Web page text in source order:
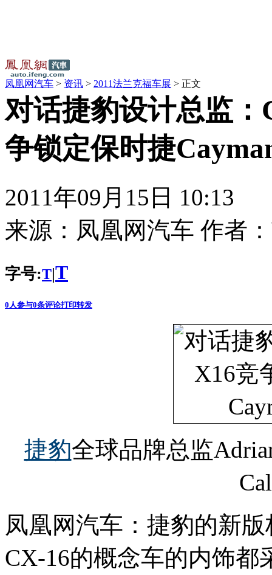
凤凰网汽车 > 资讯 > 2011法兰克福车展 > 正文
对话捷豹设计总监：
争锁定保时捷
2011年09月15日 10:13
来源： 凤凰网汽车 作者：
字号:T|T
0 人参与0条评论打印转发
捷豹全球品牌总监
凤凰网汽车：捷豹的新
CX-16的概念车的内饰都